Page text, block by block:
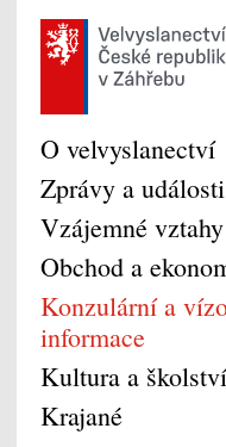
O velvyslanectví
Zprávy a události
Vzájemné vztahy
Obchod a
Konzulární a
informace
Kultura a školství
Krajané